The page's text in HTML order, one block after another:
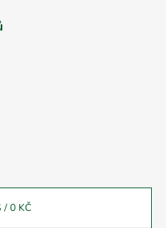
/ 0 KČ